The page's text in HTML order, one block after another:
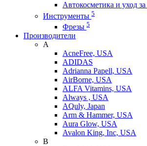
Автокосметика и уход
Инструменты 5
Фрезы 5
Производители
A
AcneFree, USA
ADIDAS
Adrianna Papell, USA
AirBorne, USA
ALFA Vitamins, USA
Always , USA
AQuly, Japan
Arm & Hammer, USA
Aura Glow, USA
Avalon King, Inc, USA
B